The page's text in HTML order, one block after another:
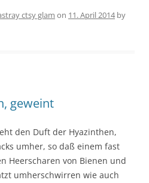
ctsy glam on 11. April 2014by
geweint
den Duft der Hyazinthen,
umher, so daß einem fast
Heerscharen von Bienen und
umherschwirren wie auch